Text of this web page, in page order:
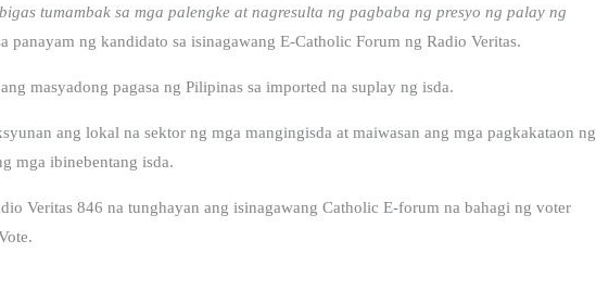
tumambak sa mga palengke at nagresulta ng pagbaba ng presyo ng palay ng
panayam ng kandidato sa isinagawang E-Catholic Forum ng Radio Veritas.
masyadong pagasa ng Pilipinas sa imported na suplay ng isda.
ang lokal na sektor ng mga mangingisda at maiwasan ang mga pagkakataon ng
mga ibinebentang isda.
Veritas 846 na tunghayan ang isinagawang Catholic E-forum na bahagi ng voter